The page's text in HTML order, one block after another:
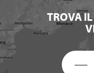
TROVA